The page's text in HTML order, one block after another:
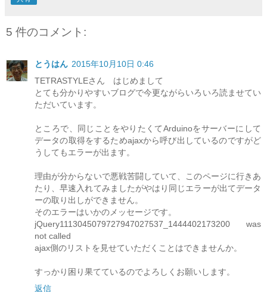
5 件のコメント:
とうはん 2015年10月10日 0:46
TETRASTYLEさん はじめまして
とても分かりやすいブログで今更ながらいろいろ読ませてい
ただいています。
ところで、同じことをやりたくてArduinoをサーバーにして
データの取得をするためajaxから呼び出しているのですがど
うしてもエラーが出ます。
理由が分からないで悪戦苦闘していて、このページに行きあ
たり、早速入れてみましたがやはり同じエラーが出てデータ
ーの取り出しができません。
そのエラーはいかのメッセージです。
jQuery1113045079727947027537_1444402173200 was
not called
ajax側のリストを見せていただくことはできませんか。
すっかり困り果てているのでよろしくお願いします。
返信